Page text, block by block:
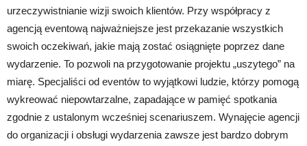
urzeczywistnianie wizji swoich klientów. Przy współpracy z
agencją eventową najważniejsze jest przekazanie wszystkich
swoich oczekiwań, jakie mają zostać osiągnięte poprzez dane
wydarzenie. To pozwoli na przygotowanie projektu „uszytego” na
miarę. Specjaliści od eventów to wyjątkowi ludzie, którzy pomogą
wykreować niepowtarzalne, zapadające w pamięć spotkania
zgodnie z ustalonym wcześniej scenariuszem. Wynajęcie agencji
do organizacji i obsługi wydarzenia zawsze jest bardzo dobrym